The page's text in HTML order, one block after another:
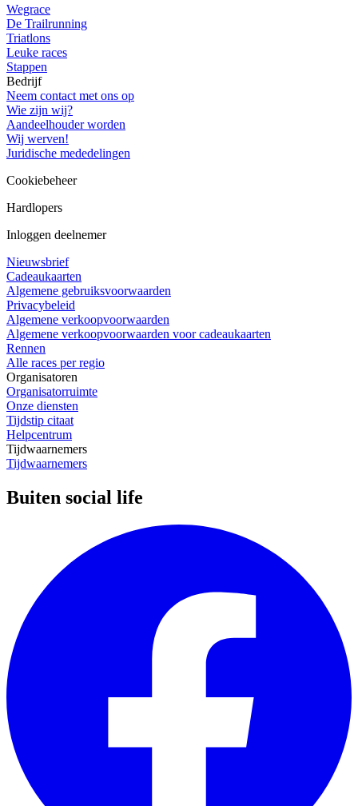
Wegrace
De Trailrunning
Triatlons
Leuke races
Stappen
Bedrijf
Neem contact met ons op
Wie zijn wij?
Aandeelhouder worden
Wij werven!
Juridische mededelingen
Cookiebeheer
Hardlopers
Inloggen deelnemer
Nieuwsbrief
Cadeaukaarten
Algemene gebruiksvoorwaarden
Privacybeleid
Algemene verkoopvoorwaarden
Algemene verkoopvoorwaarden voor cadeaukaarten
Rennen
Alle races per regio
Organisatoren
Organisatorruimte
Onze diensten
Tijdstip citaat
Helpcentrum
Tijdwaarnemers
Tijdwaarnemers
Buiten social life